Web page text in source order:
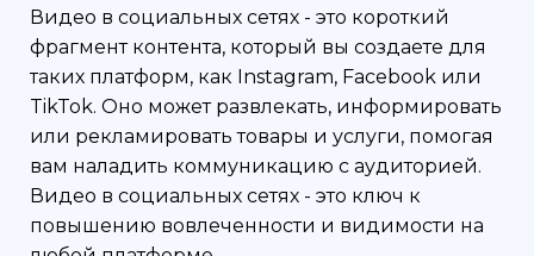
Видео в социальных сетях - это короткий
фрагмент контента, который вы создаете для
таких платформ, как Instagram, Facebook или
TikTok. Оно может развлекать, информировать
или рекламировать товары и услуги, помогая
вам наладить коммуникацию с аудиторией.
Видео в социальных сетях - это ключ к
повышению вовлеченности и видимости на